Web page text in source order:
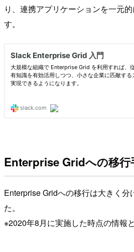
り、連携アプリケーションを一元
す。
Enterprise Gridへの移行
Enterprise Gridへの移行は大きく分
た。
※2020年8月に実施した時点の情報と